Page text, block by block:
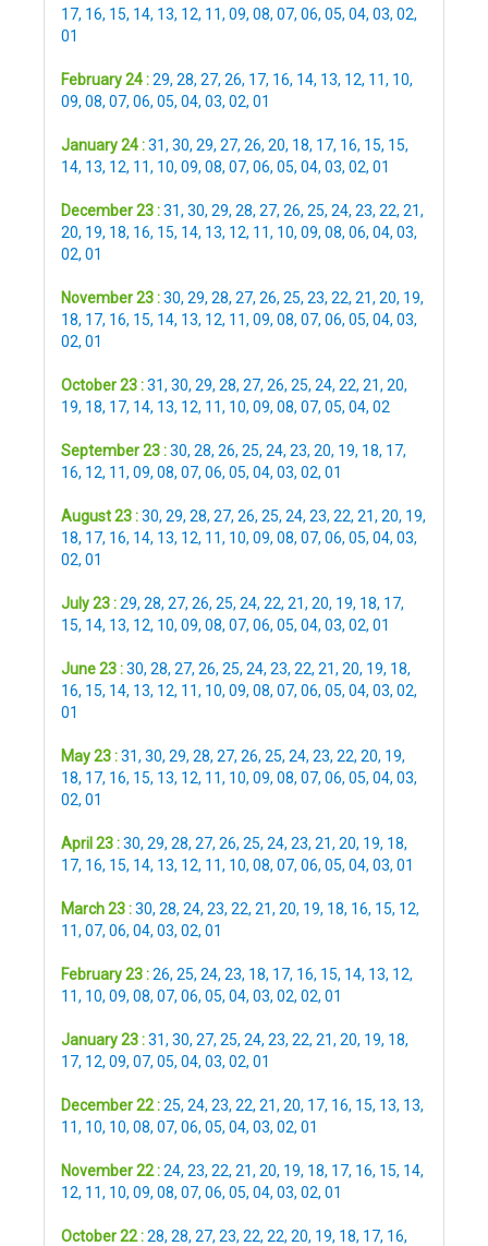
17, 16, 15, 14, 13, 12, 11, 09, 08, 07, 06, 05, 04, 03, 02,
01
February 24 :29, 28, 27, 26, 17, 16, 14, 13, 12, 11, 10,
09, 08, 07, 06, 05, 04, 03, 02, 01
January 24 :31, 30, 29, 27, 26, 20, 18, 17, 16, 15, 15,
14, 13, 12, 11, 10, 09, 08, 07, 06, 05, 04, 03, 02, 01
December 23 :31, 30, 29, 28, 27, 26, 25, 24, 23, 22, 21,
20, 19, 18, 16, 15, 14, 13, 12, 11, 10, 09, 08, 06, 04, 03,
02, 01
November 23 :30, 29, 28, 27, 26, 25, 23, 22, 21, 20, 19,
18, 17, 16, 15, 14, 13, 12, 11, 09, 08, 07, 06, 05, 04, 03,
02, 01
October 23 :31, 30, 29, 28, 27, 26, 25, 24, 22, 21, 20,
19, 18, 17, 14, 13, 12, 11, 10, 09, 08, 07, 05, 04, 02
September 23 :30, 28, 26, 25, 24, 23, 20, 19, 18, 17,
16, 12, 11, 09, 08, 07, 06, 05, 04, 03, 02, 01
August 23 :30, 29, 28, 27, 26, 25, 24, 23, 22, 21, 20, 19,
18, 17, 16, 14, 13, 12, 11, 10, 09, 08, 07, 06, 05, 04, 03,
02, 01
July 23 :29, 28, 27, 26, 25, 24, 22, 21, 20, 19, 18, 17,
15, 14, 13, 12, 10, 09, 08, 07, 06, 05, 04, 03, 02, 01
June 23 :30, 28, 27, 26, 25, 24, 23, 22, 21, 20, 19, 18,
16, 15, 14, 13, 12, 11, 10, 09, 08, 07, 06, 05, 04, 03, 02,
01
May 23 :31, 30, 29, 28, 27, 26, 25, 24, 23, 22, 20, 19,
18, 17, 16, 15, 13, 12, 11, 10, 09, 08, 07, 06, 05, 04, 03,
02, 01
April 23 :30, 29, 28, 27, 26, 25, 24, 23, 21, 20, 19, 18,
17, 16, 15, 14, 13, 12, 11, 10, 08, 07, 06, 05, 04, 03, 01
March 23 :30, 28, 24, 23, 22, 21, 20, 19, 18, 16, 15, 12,
11, 07, 06, 04, 03, 02, 01
February 23 :26, 25, 24, 23, 18, 17, 16, 15, 14, 13, 12,
11, 10, 09, 08, 07, 06, 05, 04, 03, 02, 02, 01
January 23 :31, 30, 27, 25, 24, 23, 22, 21, 20, 19, 18,
17, 12, 09, 07, 05, 04, 03, 02, 01
December 22 :25, 24, 23, 22, 21, 20, 17, 16, 15, 13, 13,
11, 10, 10, 08, 07, 06, 05, 04, 03, 02, 01
November 22 :24, 23, 22, 21, 20, 19, 18, 17, 16, 15, 14,
12, 11, 10, 09, 08, 07, 06, 05, 04, 03, 02, 01
October 22 :28, 28, 27, 23, 22, 22, 20, 19, 18, 17, 16,